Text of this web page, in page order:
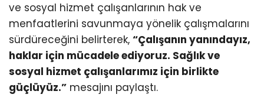
ve sosyal hizmet çalışanlarının hak ve
menfaatlerini savunmaya yönelik çalışmalarını
sürdüreceğini belirterek, “Çalışanın yanındayız,
haklar için mücadele ediyoruz. Sağlık ve
sosyal hizmet çalışanlarımız için birlikte
güçlüyüz.” mesajını paylaştı.